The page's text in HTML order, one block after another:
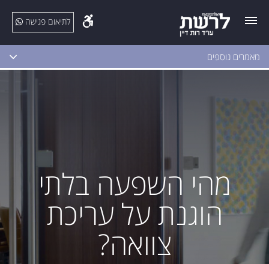
לתיאום פגישה
מאמרים נוספים
מהי השפעה בלתי
הוגנת על עריכת
צוואה?